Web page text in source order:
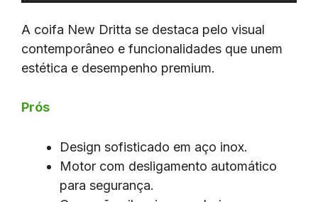
A coifa New Dritta se destaca pelo visual
contemporâneo e funcionalidades que unem
estética e desempenho premium.
Prós
Design sofisticado em aço inox.
Motor com desligamento automático
para segurança.